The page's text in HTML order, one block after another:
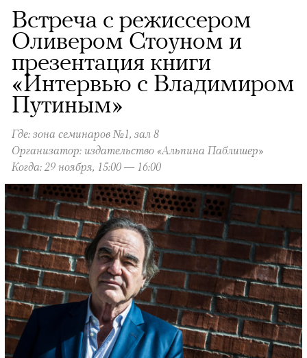
Встреча с режиссером
Оливером Стоуном и
презентация книги
«Интервью с Владимиром
Путиным»
Где: зона семинаров №1, зал 8
Организатор: издательство «Альпина Паблишер»
Когда: 29 ноября, 15:00 — 16:00